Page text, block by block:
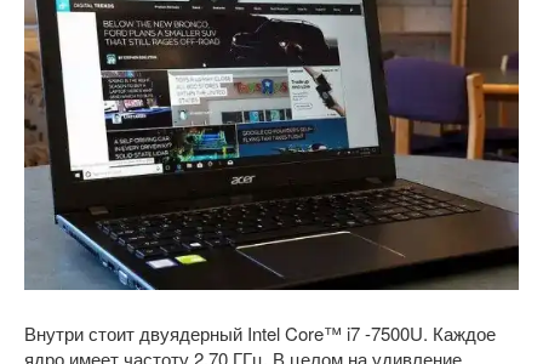
Внутри стоит двуядерный Intel Core™ i7 -7500U. Каждое